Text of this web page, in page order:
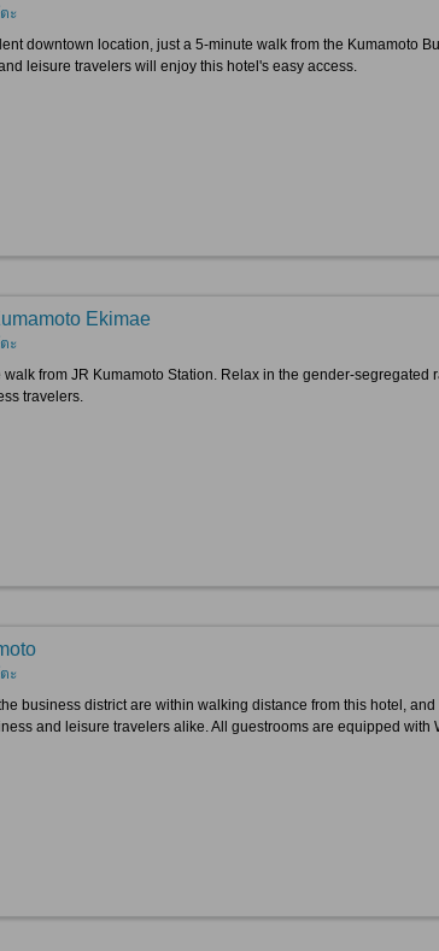
ะ
downtown location, just a 5-minute walk from the Kumamoto
leisure travelers will enjoy this hotel's easy access.
Ekimae
ะ
from JR Kumamoto Station. Relax in the gender-
travelers.
ะ
business district are within walking distance from this hotel,
and leisure travelers alike. All guestrooms are equipped with